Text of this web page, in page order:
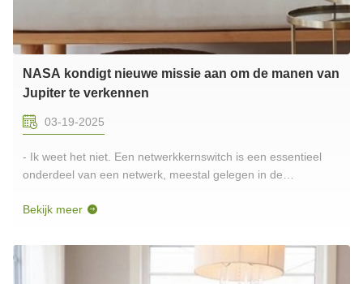
NASA kondigt nieuwe missie aan om de manen van
Jupiter te verkennen
03-19-2025
- Ik weet het niet. Een netwerkkernswitch is een essentieel
onderdeel van een netwerk, meestal gelegen in de
voor de gegevensoverdracht met een hoge capaciteit en
netwerk.De vezelkernswitc...
Bekijk meer